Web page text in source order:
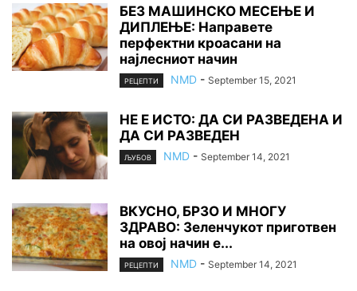
БЕЗ МАШИНСКО МЕСЕЊЕ И
ДИПЛЕЊЕ: Направете
перфектни кроасани на
најлесниот начин
РЕЦЕПТИ NMD - September 15, 2021
НЕ Е ИСТО: ДА СИ РАЗВЕДЕНА И
ДА СИ РАЗВЕДЕН
ЉУБОВ NMD - September 14, 2021
ВКУСНО, БРЗО И МНОГУ
ЗДРАВО: Зеленчукот приготвен
на овој начин е...
РЕЦЕПТИ NMD - September 14, 2021